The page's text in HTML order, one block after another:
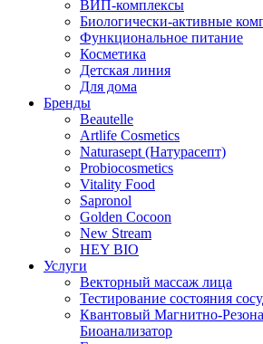
ВИП-комплексы
Биологически-активные
Функциональное питание
Косметика
Детская линия
Для дома
Бренды
Beautelle
Artlife Cosmetics
Naturasept (Натурасепт)
Probiocosmetics
Vitality Food
Sapronol
Golden Cocoon
New Stream
HEY BIO
Услуги
Векторный массаж лица
Тестирование состояния
Квантовый Магнитно-
Биоанализатор